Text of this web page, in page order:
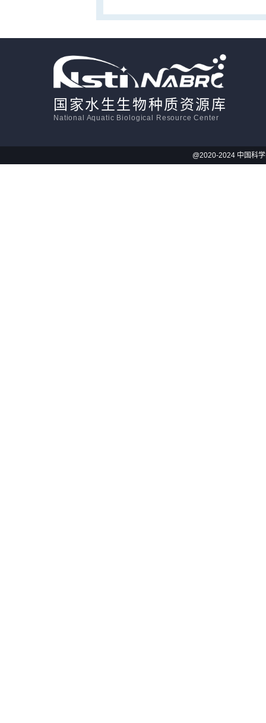
国家水生生物种质资源库
National Aquatic Biological Resource Center
@2020-2024 中国科